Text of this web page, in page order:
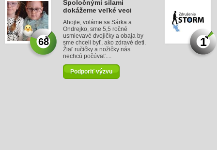
68
Spoločnými silami
dokážeme veľké veci
Ahojte, voláme sa Sárka a
Ondrejko, sme 5,5 ročné
usmievavé dvojičky a obaja by
sme chceli byť, ako zdravé deti.
Žiaľ ručičky a nožičky nás
nechcú počúvať....
Podporiť výzvu
1